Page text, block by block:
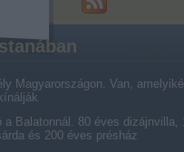
Magyarországon. Van,
a Balatonnál. 80 éves dizájnvilla,
és 200 éves présház